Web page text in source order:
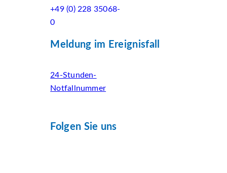
+49 (0) 228 35068-
0
Meldung im Ereignisfall
24-Stunden-
Notfallnummer
Folgen Sie uns